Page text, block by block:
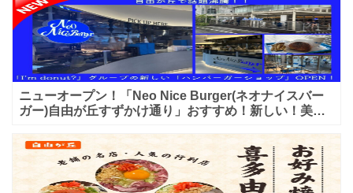
ニューオープン！「Neo Nice Burger(ネオナイスバー
ガー)自由が丘すずかけ通り」おすすめ！新しい！美味